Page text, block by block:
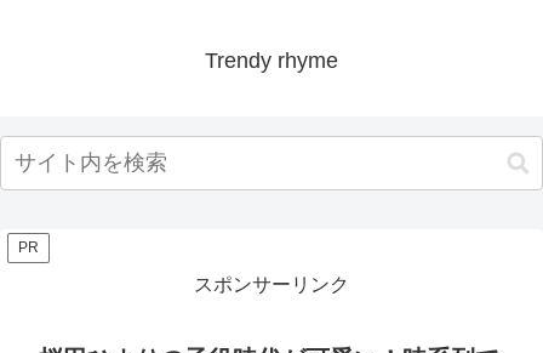
Trendy rhyme
PR
スポンサーリンク